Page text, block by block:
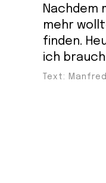
Nachdem
mehr
finden.
ich
Text: Manfred